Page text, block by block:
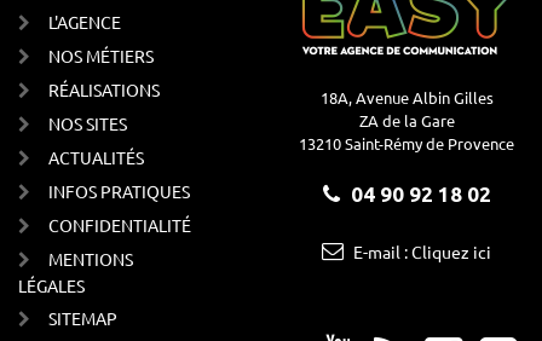
L'AGENCE
NOS MÉTIERS
RÉALISATIONS
NOS SITES
ACTUALITÉS
INFOS PRATIQUES
CONFIDENTIALITÉ
MENTIONS
LÉGALES
SITEMAP
18A, Avenue Albin Gilles
ZA de la Gare
13210 Saint-Rémy de Provence
04 90 92 18 02
E-mail : Cliquez ici